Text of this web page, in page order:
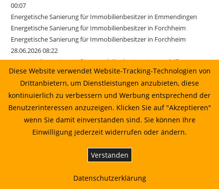
00:07
Energetische Sanierung für Immobilienbesitzer in Emmendingen
Energetische Sanierung für Immobilienbesitzer in Forchheim
Energetische Sanierung für Immobilienbesitzer in Forchheim
28.06.2026 08:22
Energetische Sanierung für Immobilienbesitzer in Gundelfingen
Energetische Sanierung für Immobilienbesitzer in Ihringen
Energetische Sanierung für Immobilienbesitzer in Kirchzarten
Energetische Sanierung für Immobilienbesitzer in March
Energetische Sanierung für Immobilienbesitzer in March 17.06.2026
01:22
Energetische Sanierung für Immobilienbesitzer in Merzhausen
Energetische Sanierung für Immobilienbesitzer in Sexau
Energetische Sanierung für Immobilienbesitzer in Sölden
Energetische Sanierung für Immobilienbesitzer in Stegen
Diese Website verwendet Website-Tracking-Technologien von
Drittanbietern, um Dienstleistungen anzubieten, diese
kontinuierlich zu verbessern und Werbung entsprechend der
Benutzerinteressen anzuzeigen. Klicken Sie auf "Akzeptieren"
wenn Sie damit einverstanden sind. Sie können Ihre
Einwilligung jederzeit widerrufen oder ändern.
Verstanden
Datenschutzerklärung